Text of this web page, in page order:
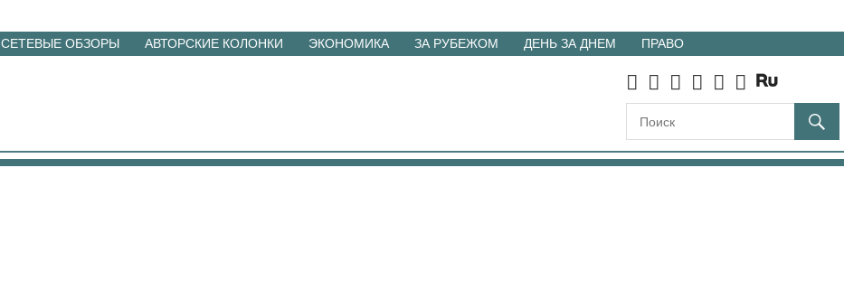
СЕТЕВЫЕ ОБЗОРЫ АВТОРСКИЕ КОЛОНКИ ЭКОНОМИКА ЗА РУБЕЖОМ ДЕНЬ ЗА ДНЕМ ПРАВО